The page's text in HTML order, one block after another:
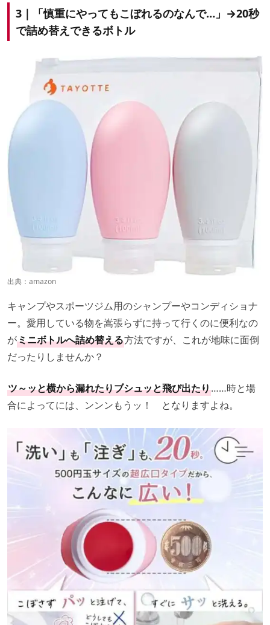
3｜「慎重にやってもこぼれるのなんで…」→20秒
で詰め替えできるボトル
出典： amazon
キャンプやスポーツジム用のシャンプーやコンディショナ
ー。愛用している物を嵩張らずに持って行くのに便利なの
がミニボトルへ詰め替える方法ですが、これが地味に面倒
だったりしませんか？
ツ～ッと横から漏れたりブシュッと飛び出たり……時と場
合によってには、ンンンもうッ！ となりますよね。